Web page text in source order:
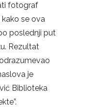
fotograf
kako se ova
poslednji put
Rezultat
je
Biblioteka